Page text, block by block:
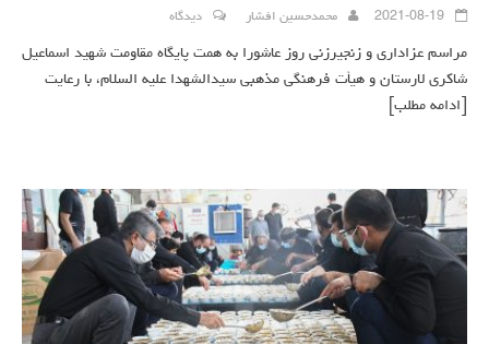
2021-08-19 محمدحسین افشار دیدگاه
مراسم عزاداری و زنجیرزنی روز عاشورا به همت پایگاه مقاومت شهید اسماعیل
شاکری لارستان و هیأت فرهنگی مذهبی سیدالشهدا علیه السلام، با رعایت
[ادامه مطلب]